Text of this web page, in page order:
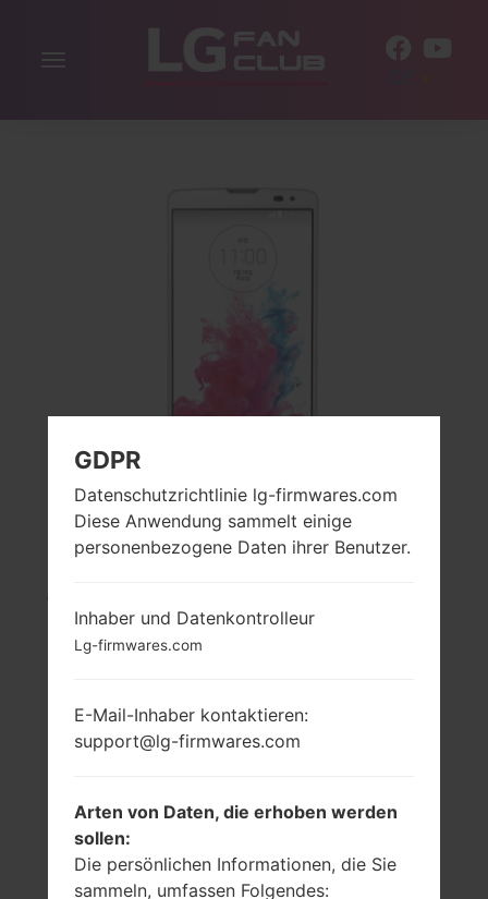
Navigation
LG F430L (LGF430L)
SERIE
720 x 1280 Pixel
(~258 Dichte der
Pixel pro Zoll)
Qualcomm
1.5GB
GDPR
Datenschutzrichtlinie lg-firmwares.com
Diese Anwendung sammelt einige
personenbezogene Daten ihrer Benutzer.
Inhaber und Datenkontrolleur
Lg-firmwares.com
E-Mail-Inhaber kontaktieren:
support@lg-firmwares.com
Arten von Daten, die erhoben werden
sollen:
Die persönlichen Informationen, die Sie
sammeln, umfassen Folgendes: